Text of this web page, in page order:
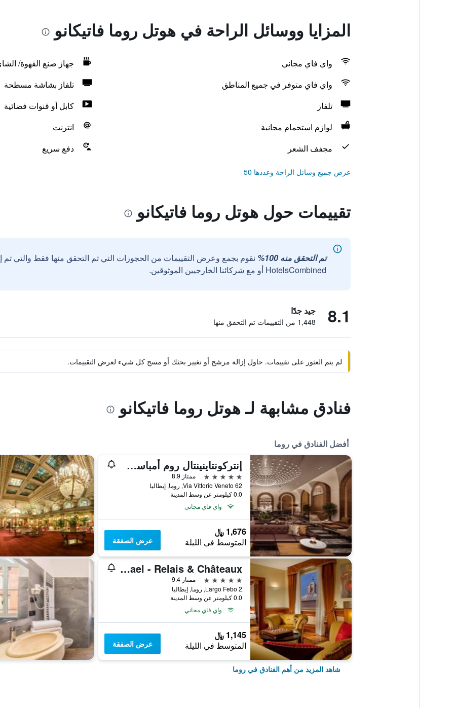
المزايا ووسائل الراحة في هوتل روما فاتيكانو
واي فاي مجاني
جهاز صنع القهوة/
واي فاي متوفر في جميع المناطق
تلفاز بشاشة مسطحة
تلفاز
كابل أو قنوات فضائية
لوازم استحمام مجانية
انترنت
مجفف الشعر
دفع سريع
عرض جميع وسائل الراحة وعددها 50
تقييمات حول هوتل روما فاتيكانو
تم التحقق منه 100%
نقوم بجمع وعرض التقييمات من الحجوزات التي تم التحقق منها فقط والتي
HotelsCombined أو مع شركائنا الخارجيين الموثوقين.
8.1 جيد جدًا
1,448 من التقييمات تم التحقق منها
لم يتم العثور على تقييمات. حاول إزالة مرشح أو تغيير بحثك أو مسح كل شيء لعرض التقييمات.
فنادق مشابهة لـ هوتل روما فاتيكانو
أفضل الفنادق في روما
إنتركونتاينينتال روم أمباسشياتوري بالاس باي آيتش جي
5 نجوم
ممتاز 8.9
Via Vittorio Veneto 62, روما, إيطاليا
0.0 كيلومتر عن وسط المدينة
واي فاي مجاني
1,676 ﷼
المتوسط في الليلة عرض الصفقة
Bio Hotel Raphael - Relais & Châteaux
5 نجوم
ممتاز 9.4
Largo Febo 2, روما, إيطاليا
0.0 كيلومتر عن وسط المدينة
واي فاي مجاني
1,145 ﷼
المتوسط في الليلة عرض الصفقة
شاهد المزيد من أهم الفنادق في روما